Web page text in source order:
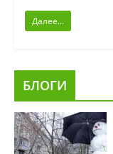
Далее...
БЛОГИ